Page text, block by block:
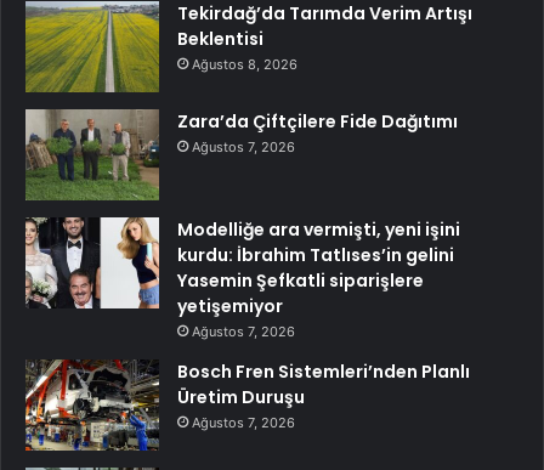
Tekirdağ’da Tarımda Verim Artışı
Beklentisi
Ağustos 8, 2026
Zara’da Çiftçilere Fide Dağıtımı
Ağustos 7, 2026
Modelliğe ara vermişti, yeni işini
kurdu: İbrahim Tatlıses’in gelini
Yasemin Şefkatli siparişlere
yetişemiyor
Ağustos 7, 2026
Bosch Fren Sistemleri’nden Planlı
Üretim Duruşu
Ağustos 7, 2026